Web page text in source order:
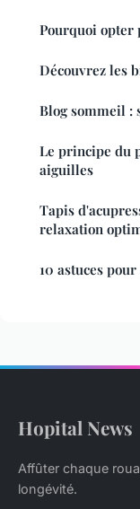
Pourquoi opter
Découvrez les
Blog sommeil :
Le principe du
aiguilles
Tapis
relaxation
10 astuces
Hopital News
Affûter chaque
longévité.